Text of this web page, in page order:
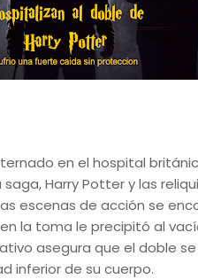
en el hospital
Harry Potter y las
escenas de acción se
la toma le precipitó al
asegura que el doble
inferior de su cuerpo.